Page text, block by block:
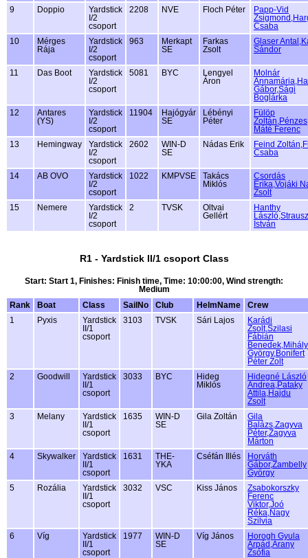
9
Doppio
Yardstick
I/2
csoport
2208 NVE Floch Péter
Papp-Vid
Csaba
10
Mérges
Rája
Yardstick
I/2
csoport
963
Merkapt
SE
Farkas
Zsolt
Glaser
Sándor
11 Das Boot
Yardstick
I/2
csoport
5081 BYC
Lengyel
Áron
Molnár
Gábor,Sági
Boglárka
12
Antares
(YS)
Yardstick
I/2
csoport
11904
Hajógyár
SE
Lébényi
Péter
Fülöp
Zoltán,Pénzes
Máté Ferenc
13
Hemingway
Yardstick
I/2
csoport
2602
WIN-D
SE
Nádas Erik
Feind
Csaba
14 AB OVO
Yardstick
I/2
csoport
1022 KMPVSE
Takács
Miklós
Csordás
Erika,Vojáki
Zsolt
15
Nemere
Yardstick
I/2
csoport
2 TVSK
Oltvai
Gellért
Hanthy
László,Strausz
István
R1 - Yardstick II/1 csoport Class
Start: Start 1, Finishes: Finish time, Time: 10:00:00, Wind strength:
Medium
Rank
Boat Class SailNo Club HelmName
Crew
1
Pyxis
Yardstick
II/1
csoport
3103 TVSK Sári Lajos
Karádi
Zsolt,Szilasi
Fábián
György,Bonifert
Péter Zolt
2
Goodwill
Yardstick
II/1
csoport
3033 BYC
Hideg
Miklós
Hidegné László
Andrea,Pataky
Attila,Hajdu
Zsolt
3
Melany
Yardstick
II/1
csoport
1635
WIN-D
SE
Gila Zoltán
Gila
Balázs,Zagyva
Péter,Zagyva
Márton
4
Skywalker
Yardstick
II/1
csoport
1631
THE-
YKA
Cséfán Illés
Horváth
Gábor,Zambelly
György
5
Rozália
Yardstick
II/1
csoport
3032 VSC Kiss János
Zsabokorszky
Ferenc
Viktor,Joó
Réka,Nagy
Szilvia
6
Víg
Yardstick
II/1
csoport
1977
WIN-D
SE
Víg János
Horogh Gyula
Árpád,Arany
Zsófia